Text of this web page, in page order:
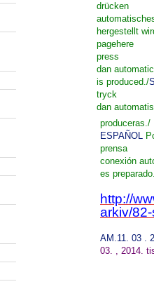
drücken
hergestellt
pagehere
press
dan automatic
is produced./
tryck
dan
produceras./
ESPAÑOL
prensa
conexión
es preparado
http://
arkiv/
AM .11. 03 .
03. , 2014.